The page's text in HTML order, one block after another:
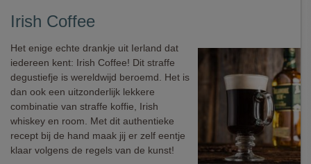
Irish Coffee
Het enige echte drankje uit Ierland dat
iedereen kent: Irish Coffee! Dit straffe
degustiefje is wereldwijd beroemd. Het is
dan ook een uitzonderlijk lekkere
combinatie van straffe koffie, Irish
whiskey en room. Met dit authentieke
recept bij de hand maak jij er zelf eentje
klaar volgens de regels van de kunst!